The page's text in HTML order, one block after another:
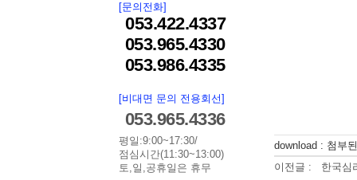
[문의전화]
053.422.4337
053.965.4330
053.986.4335
[비대면 문의 전용회선]
053.965.4336
평일:9:00~17:30/
점심시간(11:30~13:00)
토,일,공휴일은 휴무
download : 첨부
이전글 : 한국심